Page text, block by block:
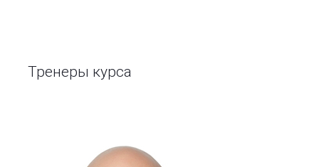
Тренеры курса